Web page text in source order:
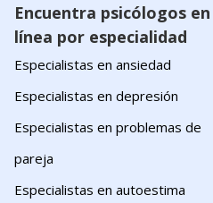
Encuentra psicólogos en
línea por especialidad
Especialistas en ansiedad
Especialistas en depresión
Especialistas en problemas de
pareja
Especialistas en autoestima